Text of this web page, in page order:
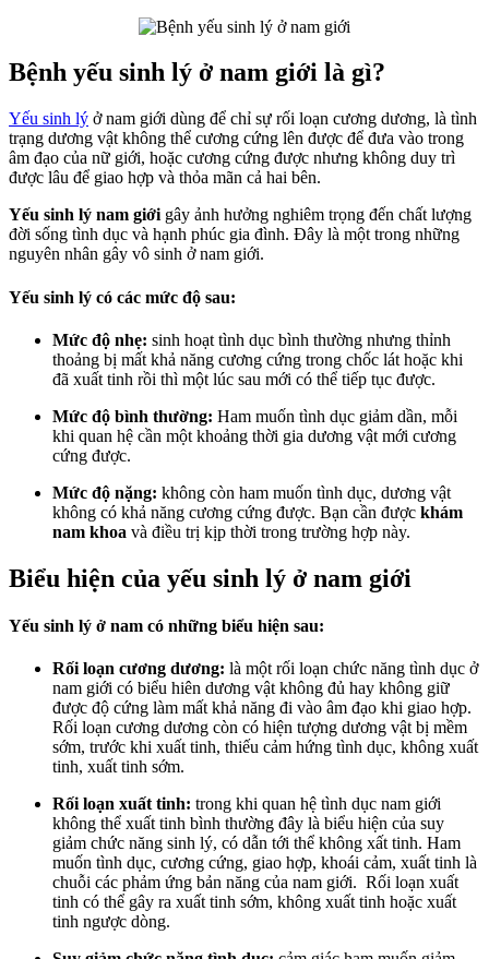
Bệnh yếu sinh lý ở nam giới là gì?
Yếu sinh lý ở nam giới dùng để chỉ sự rối loạn cương dương, là tình
trạng dương vật không thể cương cứng lên được để đưa vào trong
âm đạo của nữ giới, hoặc cương cứng được nhưng không duy trì
được lâu để giao hợp và thỏa mãn cả hai bên.
Yếu sinh lý nam giới gây ảnh hưởng nghiêm trọng đến chất lượng
đời sống tình dục và hạnh phúc gia đình. Đây là một trong những
nguyên nhân gây vô sinh ở nam giới.
Yếu sinh lý có các mức độ sau:
Mức độ nhẹ: sinh hoạt tình dục bình thường nhưng thỉnh
thoảng bị mất khả năng cương cứng trong chốc lát hoặc khi
đã xuất tinh rồi thì một lúc sau mới có thể tiếp tục được.
Mức độ bình thường: Ham muốn tình dục giảm dần, mỗi
khi quan hệ cần một khoảng thời gia dương vật mới cương
cứng được.
Mức độ nặng: không còn ham muốn tình dục, dương vật
không có khả năng cương cứng được. Bạn cần được khám
nam khoa và điều trị kịp thời trong trường hợp này.
Biểu hiện của yếu sinh lý ở nam giới
Yếu sinh lý ở nam có những biểu hiện sau:
Rối loạn cương dương: là một rối loạn chức năng tình dục ở
nam giới có biểu hiên dương vật không đủ hay không giữ
được độ cứng làm mất khả năng đi vào âm đạo khi giao hợp.
Rối loạn cương dương còn có hiện tượng dương vật bị mềm
sớm, trước khi xuất tinh, thiếu cảm hứng tình dục, không xuất
tinh, xuất tinh sớm.
Rối loạn xuất tinh: trong khi quan hệ tình dục nam giới
không thể xuất tinh bình thường đây là biểu hiện của suy
giảm chức năng sinh lý, có dẫn tới thể không xất tinh. Ham
muốn tình dục, cương cứng, giao hợp, khoái cảm, xuất tinh là
chuỗi các phảm ứng bản năng của nam giới. Rối loạn xuất
tinh có thể gây ra xuất tinh sớm, không xuất tinh hoặc xuất
tinh ngược dòng.